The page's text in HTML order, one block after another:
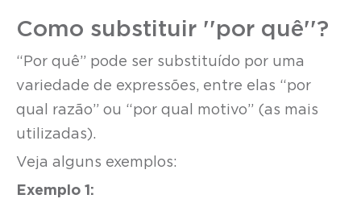
Como substituir ''por quê''?
“Por quê” pode ser substituído por uma
variedade de expressões, entre elas “por
qual razão” ou “por qual motivo” (as mais
utilizadas).
Veja alguns exemplos:
Exemplo 1: